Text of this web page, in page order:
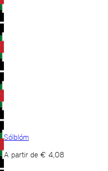
Sólblóm
A partir de € 4,08